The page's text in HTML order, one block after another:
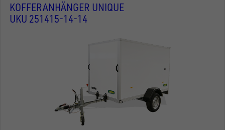
KOFFERANHÄNGER UNIQUE
UKU 251415-14-14